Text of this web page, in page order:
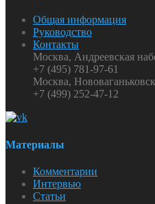
Общая информация
Руководство
Контакты
Москва, Андреевская
+7 (495) 781-97-61
Москва,
+7 (499) 252-47-12
Материалы
Комментарии
Интервью
Статьи